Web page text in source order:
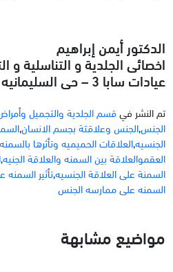
الدكتور أيمن إبراهيم
اخصائى الجلدية و التناسلية و
عيادات سابا 3 – حى السليمانيه
تم النشر فيقسم الجلدية والتجميل
الجنس,الجنس وعلاقتة بجسم الانسان,
الجنسيه,العلاقات الحميميه وتأثرها
العقموالعلاقة بين السمنه والعلاقة الجنيه,
السمنة على العلاقة الجنسيه,تأثير
السمنه على ممارسه الجنس
مواضيع مشابهة